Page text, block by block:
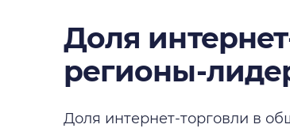
Доля
регионы-
Доля интернет-торговли в